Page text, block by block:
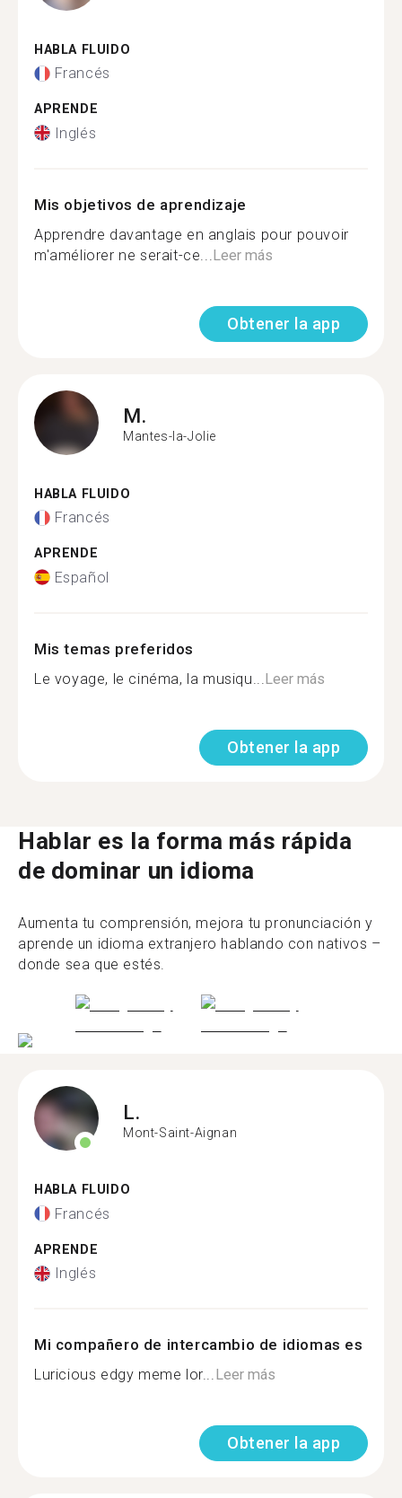
HABLA FLUIDO
Francés
APRENDE
Inglés
Mis objetivos de aprendizaje
Apprendre davantage en anglais pour pouvoir
m'améliorer ne serait-ce... Leer más
Obtener la app
M.
Mantes-la-Jolie
HABLA FLUIDO
Francés
APRENDE
Español
Mis temas preferidos
Le voyage, le cinéma, la musiqu... Leer más
Obtener la app
Hablar es la forma más rápida
de dominar un idioma
Aumenta tu comprensión, mejora tu pronunciación y
aprende un idioma extranjero hablando con nativos –
donde sea que estés.
L.
Mont-Saint-Aignan
HABLA FLUIDO
Francés
APRENDE
Inglés
Mi compañero de intercambio de idiomas es
Lu️ricious edgy meme lor...Leer más
Obtener la app